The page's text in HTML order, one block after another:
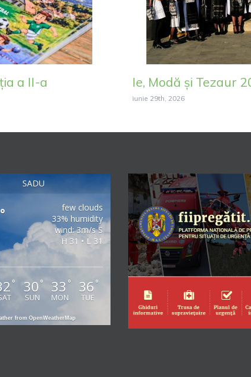
a II-a Ie, Modă și Tezaur
iunie 29th, 2026
SADU
°
few clouds
33% humidity
wind: 3m/s S
H 31 • L 31
° 30 °
SUN
33 °
MON
36 °
TUE
from OpenWeatherMap